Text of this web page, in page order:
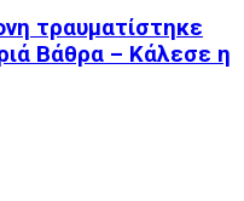
τραυματίστηκε
Βάθρα – Κάλεσε η